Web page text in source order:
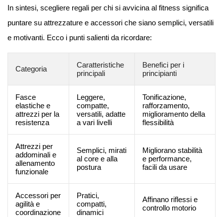
In sintesi, scegliere regali per chi si avvicina al fitness significa
puntare su attrezzature e accessori che siano semplici, versatili
e motivanti. Ecco i punti salienti da ricordare:
Categoria
Caratteristiche
principali
Benefici per i
principianti
Fasce
elastiche e
attrezzi per la
resistenza
Leggere,
compatte,
versatili, adatte
a vari livelli
Tonificazione,
rafforzamento,
miglioramento della
flessibilità
Attrezzi per
addominali e
allenamento
funzionale
Semplici, mirati
al core e alla
postura
Migliorano stabilità
e performance,
facili da usare
Accessori per
agilità e
coordinazione
Pratici,
compatti,
dinamici
Affinano riflessi e
controllo motorio